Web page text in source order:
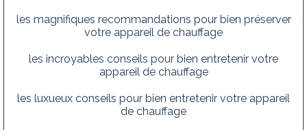
les magnifiques recommandations pour bien préserver
votre appareil de chauffage
les incroyables conseils pour bien entretenir votre
appareil de chauffage
les luxueux conseils pour bien entretenir votre appareil
de chauffage